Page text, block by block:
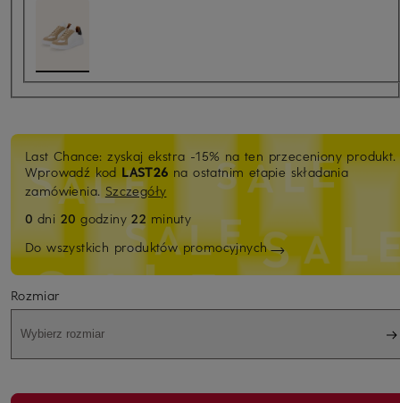
Last Chance: zyskaj ekstra -15% na ten przeceniony produkt.
Wprowadź kod LAST26 na ostatnim etapie składania
zamówienia. Szczegóły
0 dni 20godziny22 minuty
Do wszystkich produktów promocyjnych
Rozmiar
Wybierz rozmiar